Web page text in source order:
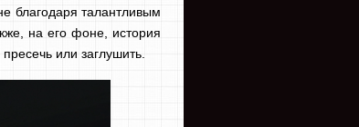
благодаря талантливым
на его фоне, история
или заглушить.